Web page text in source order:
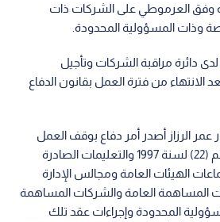
وفق العرموطي على الشركات ذات
وذات المسؤولية المحدودة.
دائرة مراقبة الشركات وتأجيل
الانتهاء من فترة العمل بقانون الدفاع
عمر الرزاز أصدر أمر دفاع بوقف العمل
بأحكام قانون الشركات رقم (22) لسنة 1997 والتعليمات الصادرة
الهيئات العامة ومجالس الإدارة
المساهمة العامة والشركات المساهمة
المحدودة وإجراءات عقد تلك